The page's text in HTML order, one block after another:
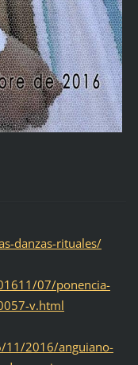
danzas-rituales/
07/ponencia-
v.html
11/2016/anguiano-